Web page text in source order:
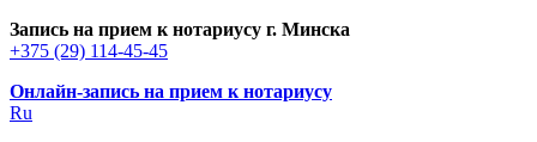
Запись на прием к нотариусу г. Минска
+375 (29) 114-45-45
Онлайн-запись на прием к нотариусу
Ru